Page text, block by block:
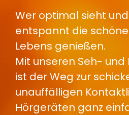
Kyritz: Eröffnung Sommer’24
Über uns
Aktuelles & Aktionen
Kontakt
Wer optimal sieht
entspannt die
Lebens genießen.
Mit unseren Seh- und
ist der Weg zur
unauffälligen
Hörgeräten ganz